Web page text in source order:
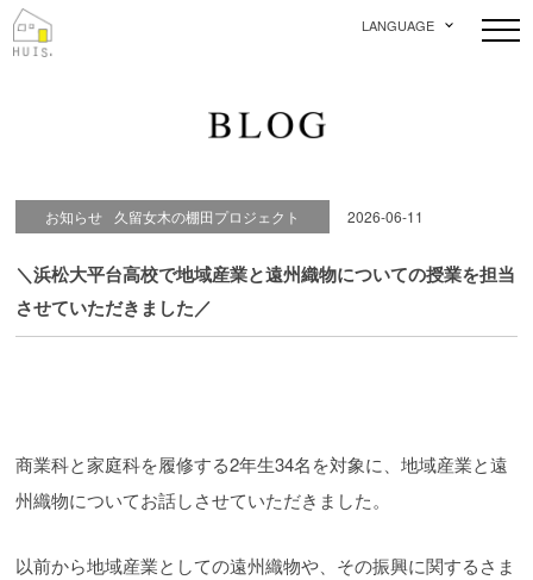
LANGUAGE
お知らせ 久留女木の棚田プロジェクト 2026-06-11
＼浜松大平台高校で地域産業と遠州織物についての授業を担当
させていただきました／
商業科と家庭科を履修する2年生34名を対象に、地域産業と遠
州織物についてお話しさせていただきました。
以前から地域産業としての遠州織物や、その振興に関するさま